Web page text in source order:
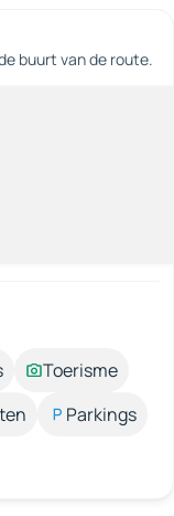
buurt van de route.
Toerisme
Parkings